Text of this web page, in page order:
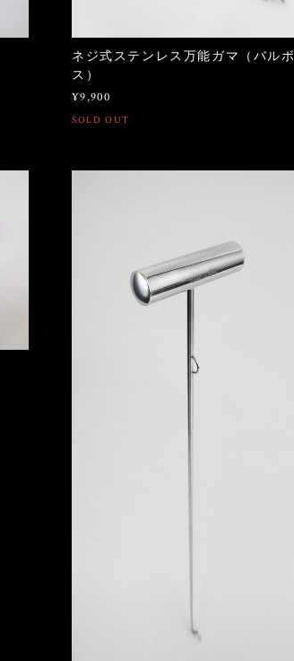
ネジ式ステンレス万能ガマ（バルボ
ス）
¥9,900
SOLD OUT